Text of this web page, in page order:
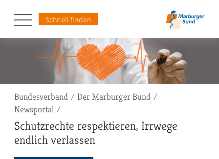
Schnell finden
Pfadnavigation
Bundesverband
Der Marburger Bund
Newsportal
Schutzrechte respektieren, Irrwege
endlich verlassen